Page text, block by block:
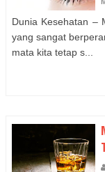
Dunia Kesehatan –
yang sangat
mata kita tetap s...